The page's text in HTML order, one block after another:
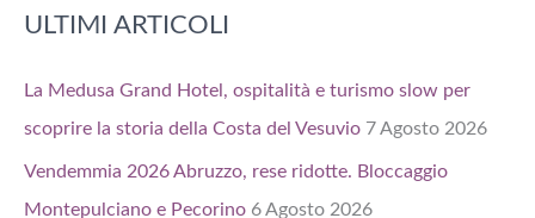
ULTIMI ARTICOLI
La Medusa Grand Hotel, ospitalità e turismo slow per
scoprire la storia della Costa del Vesuvio 7 Agosto 2026
Vendemmia 2026 Abruzzo, rese ridotte. Bloccaggio
Montepulciano e Pecorino 6 Agosto 2026